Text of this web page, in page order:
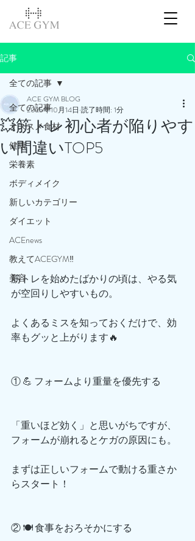
記事
全ての記事
オススメ食材
健康
栄養素
ボディメイク
新しいカテゴリー
ダイエット
ACEnews
教えてACEGYM‼️
美容
全ての記事
💥筋トレ初心者が陥りやす
い間違いTOP5
ACE GYM BLOG
2025年10月14日 読了時間: 1分
筋トレを始めたばかりの頃は、やる気
が空回りしやすいもの。
よくあるミスを知っておくだけで、効
率もグッと上がります🔥
① 💪 フォームより重量を優先する
「重いほど効く」と思いがちですが、
フォームが崩れるとケガの原因にも。
まずは正しいフォームで動ける重さか
らスタート！
② 🍽️ 食事をおろそかにする